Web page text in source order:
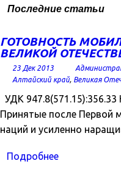
Последние статьи
ГОТОВНОСТЬ
ВЕЛИКОЙ
23 Дек 2013
Алтайский край, Великая
УДК
Принятые после Первой
наций и усиленно
Подробнее